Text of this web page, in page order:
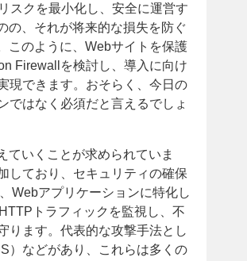
スクを最小化し、安全に運営す
の、それが将来的な損失を防ぐ
このように、Webサイトを保護
Firewallを検討し、導入に向け
現できます。おそらく、今日の
ではなく必須だと言えるでしょ
ていくことが求められていま
しており、セキュリティの確保
Webアプリケーションに特化し
トラフィックを監視し、不
ります。代表的な攻撃手法とし
）などがあり、これらは多くの